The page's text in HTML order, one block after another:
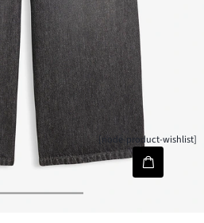
[node-product-wishlist]